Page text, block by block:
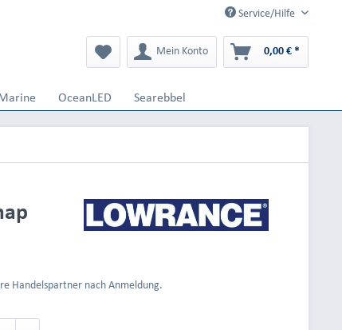
Service/Hilfe
Mein Konto 0,00 € *
OceanLED Searebbel
Handelspartner nach Anmeldung.